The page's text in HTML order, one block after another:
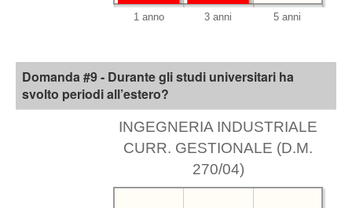
Domanda #9 - Durante gli studi universitari ha
svolto periodi all’estero?
INGEGNERIA INDUSTRIALE
CURR. GESTIONALE (D.M.
270/04)